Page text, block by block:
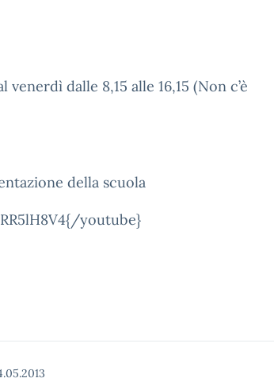
dalle 8,15 alle 16,15 (Non c’è
della scuola
youtube}